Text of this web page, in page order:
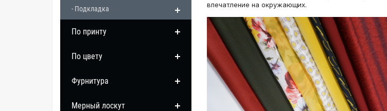
- Подкладка
По принту
По цвету
Фурнитура
Мерный лоскут
впечатление на окружающих.